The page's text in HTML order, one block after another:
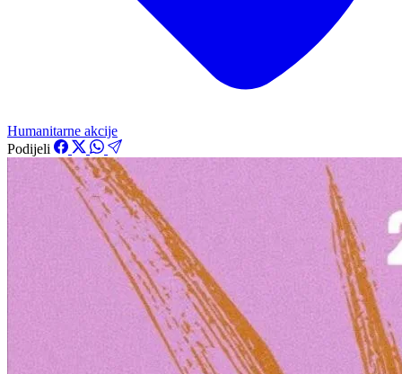
Humanitarne akcije
Podijeli